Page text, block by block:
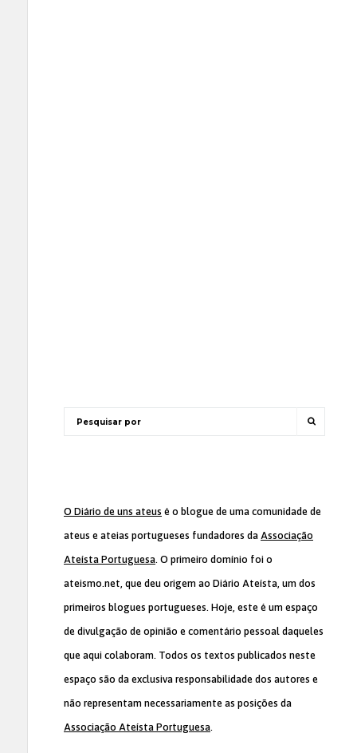
O Diário de uns ateus é o blogue de uma comunidade de
ateus e ateias portugueses fundadores da Associação
Ateísta Portuguesa. O primeiro domínio foi o
ateismo.net, que deu origem ao Diário Ateísta, um dos
primeiros blogues portugueses. Hoje, este é um espaço
de divulgação de opinião e comentário pessoal daqueles
que aqui colaboram. Todos os textos publicados neste
espaço são da exclusiva responsabilidade dos autores e
não representam necessariamente as posições da
Associação Ateísta Portuguesa.